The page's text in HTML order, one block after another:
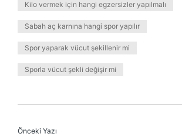
Kilo vermek için hangi egzersizler yapılmalı
Sabah aç karnına hangi spor yapılır
Spor yaparak vücut şekillenir mi
Sporla vücut şekli değişir mi
Önceki Yazı